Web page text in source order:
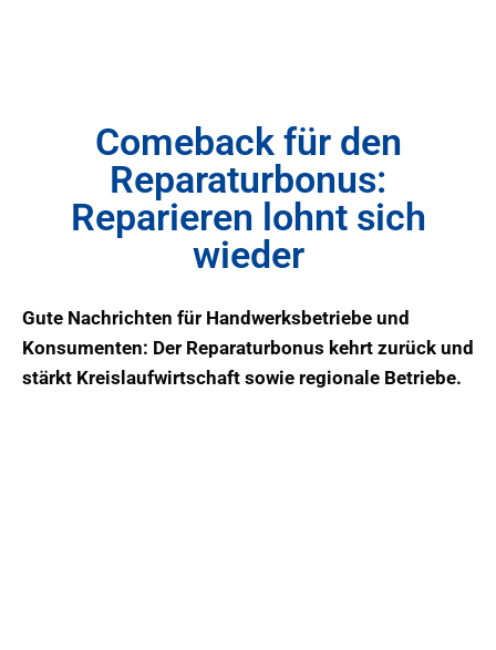
Comeback für den
Reparaturbonus:
Reparieren lohnt sich
wieder
Gute Nachrichten für Handwerksbetriebe und
Konsumenten: Der Reparaturbonus kehrt zurück und
stärkt Kreislaufwirtschaft sowie regionale Betriebe.